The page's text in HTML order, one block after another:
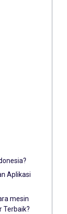
Aplikasi
mesin
Terbaik?